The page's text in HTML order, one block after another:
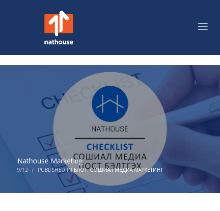
Nathouse Marketing
9/12 / PUBLISHED IN БЛОГ,СОШИАЛ МЕДИА МАРКЕТИНГ